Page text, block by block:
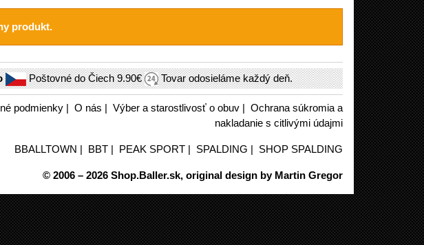
produkt.
Poštovné do Čiech9.90€ Tovar odosieláme každý deň.
podmienky| O nás Výber a starostlivosť o obuv| Ochrana súkromia a
nakladanie s citlivými údajmi
BBALLTOWN BBT| PEAK SPORT| SPALDING SHOP SPALDING
© 2006 – 2026 Shop.Baller.sk, original design by Martin Gregor